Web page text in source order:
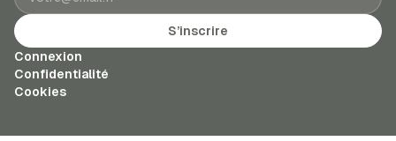
S’inscrire
Connexion
Confidentialité
Cookies